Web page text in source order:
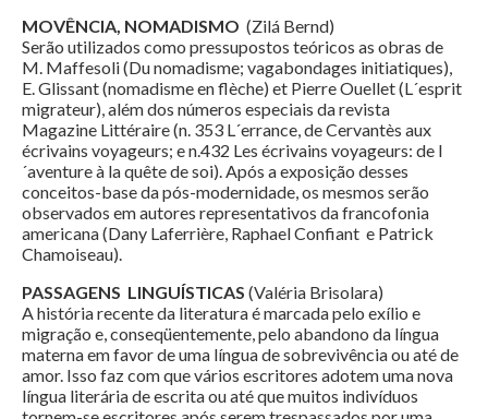
MOVÊNCIA, NOMADISMO (Zilá Bernd)
Serão utilizados como pressupostos teóricos as obras de
M. Maffesoli (Du nomadisme; vagabondages initiatiques),
E. Glissant (nomadisme en flèche) et Pierre Ouellet (L´esprit
migrateur), além dos números especiais da revista
Magazine Littéraire (n. 353 L´errance, de Cervantès aux
écrivains voyageurs; e n.432 Les écrivains voyageurs: de l
´aventure à la quête de soi). Após a exposição desses
conceitos-base da pós-modernidade, os mesmos serão
observados em autores representativos da francofonia
americana (Dany Laferrière, Raphael Confiant e Patrick
Chamoiseau).
PASSAGENS LINGUÍSTICAS (Valéria Brisolara)
A história recente da literatura é marcada pelo exílio e
migração e, conseqüentemente, pelo abandono da língua
materna em favor de uma língua de sobrevivência ou até de
amor. Isso faz com que vários escritores adotem uma nova
língua literária de escrita ou até que muitos indivíduos